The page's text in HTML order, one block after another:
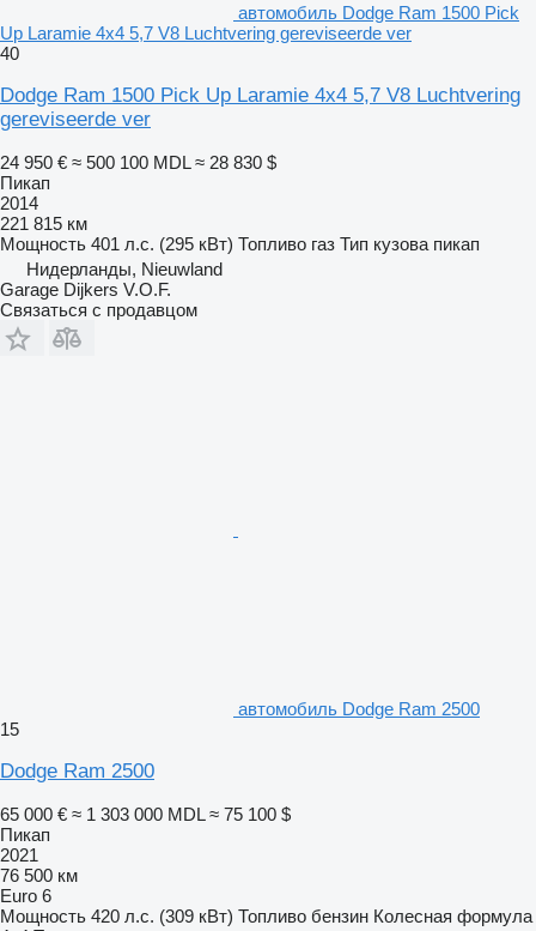
автомобиль Dodge Ram 1500 Pick
Up Laramie 4x4 5,7 V8 Luchtvering gereviseerde ver
40
Dodge Ram 1500 Pick Up Laramie 4x4 5,7 V8 Luchtvering
gereviseerde ver
24 950 € ≈ 500 100 MDL ≈ 28 830 $
Пикап
2014
221 815 км
Мощность 401 л.с. (295 кВт) Топливо газ Тип кузова пикап
Нидерланды, Nieuwland
Garage Dijkers V.O.F.
Связаться с продавцом
автомобиль Dodge Ram 2500
15
Dodge Ram 2500
65 000 € ≈ 1 303 000 MDL ≈ 75 100 $
Пикап
2021
76 500 км
Euro 6
Мощность 420 л.с. (309 кВт) Топливо бензин Колесная формула